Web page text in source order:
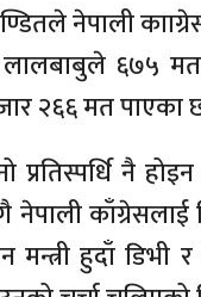
नेपाली
लालबाबुले ६७५
२६६ मत पाएका
नै
नेपाली
मन्त्री हुदाँ